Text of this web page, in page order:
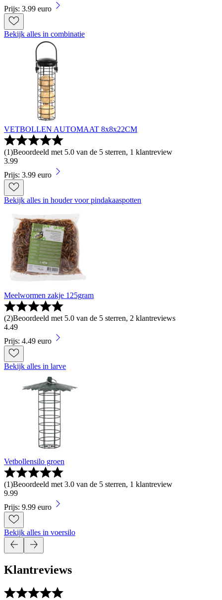
Prijs: 3.99 euro
Bekijk alles in combinatie
VETBOLLEN AUTOMAAT 8x8x22CM
(1)Beoordeeld met 5.0 van de 5 sterren, 1 klantreview
3.99
Prijs: 3.99 euro
Bekijk alles in houder voor pindakaaspotten
Meelwormen zakje 125gram
(2)Beoordeeld met 5.0 van de 5 sterren, 2 klantreviews
4.49
Prijs: 4.49 euro
Bekijk alles in larve
Vetbollensilo groen
(1)Beoordeeld met 3.0 van de 5 sterren, 1 klantreview
9.99
Prijs: 9.99 euro
Bekijk alles in voersilo
Klantreviews